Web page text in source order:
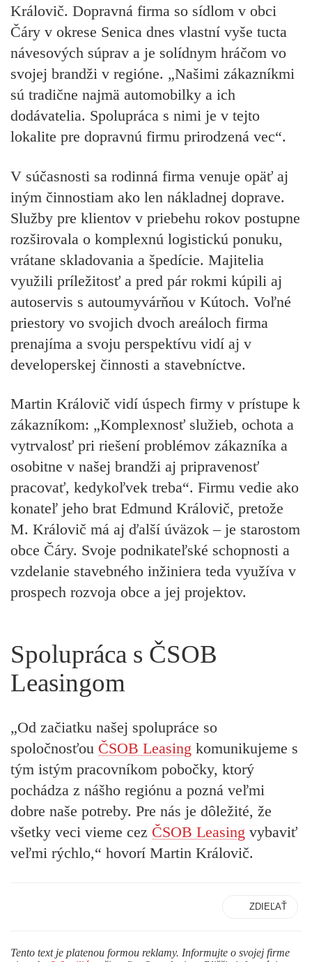
Královič. Dopravná firma so sídlom v obci
Čáry v okrese Senica dnes vlastní vyše tucta
návesových súprav a je solídnym hráčom vo
svojej brandži v regióne. „Našimi zákazníkmi
sú tradične najmä automobilky a ich
dodávatelia. Spolupráca s nimi je v tejto
lokalite pre dopravnú firmu prirodzená vec“.
V súčasnosti sa rodinná firma venuje opäť aj
iným činnostiam ako len nákladnej doprave.
Služby pre klientov v priebehu rokov postupne
rozširovala o komplexnú logistickú ponuku,
vrátane skladovania a špedície. Majitelia
využili príležitosť a pred pár rokmi kúpili aj
autoservis s autoumyvárňou v Kútoch. Voľné
priestory vo svojich dvoch areáloch firma
prenajíma a svoju perspektívu vidí aj v
developerskej činnosti a stavebníctve.
Martin Královič vidí úspech firmy v prístupe k
zákazníkom: „Komplexnosť služieb, ochota a
vytrvalosť pri riešení problémov zákazníka a
osobitne v našej brandži aj pripravenosť
pracovať, kedykoľvek treba“. Firmu vedie ako
konateľ jeho brat Edmund Královič, pretože
M. Královič má aj ďalší úväzok – je starostom
obce Čáry. Svoje podnikateľské schopnosti a
vzdelanie stavebného inžiniera teda využíva v
prospech rozvoja obce a jej projektov.
Spolupráca s ČSOB
Leasingom
„Od začiatku našej spolupráce so
spoločnosťou ČSOB Leasing komunikujeme s
tým istým pracovníkom pobočky, ktorý
pochádza z nášho regiónu a pozná veľmi
dobre naše potreby. Pre nás je dôležité, že
všetky veci vieme cez ČSOB Leasing vybaviť
veľmi rýchlo,“ hovorí Martin Královič.
ZDIEĽAŤ
Tento text je platenou formou reklamy. Informujte o svojej firme